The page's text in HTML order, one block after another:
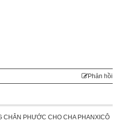
Phản hồi
CHÂN PHƯỚC CHO CHA PHANXICÔ